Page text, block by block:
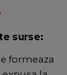
surse:
formeaza